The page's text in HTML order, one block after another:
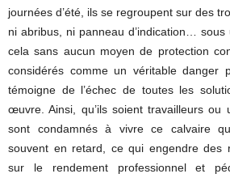
journées d’été, ils se regroupent sur des
ni abribus, ni panneau d’indication…
cela sans aucun moyen de protection
considérés comme un véritable danger
témoigne de l’échec de toutes les
œuvre. Ainsi, qu’ils soient travailleurs ou
sont condamnés à vivre ce calvaire
souvent en retard, ce qui engendre des
sur le rendement professionnel et